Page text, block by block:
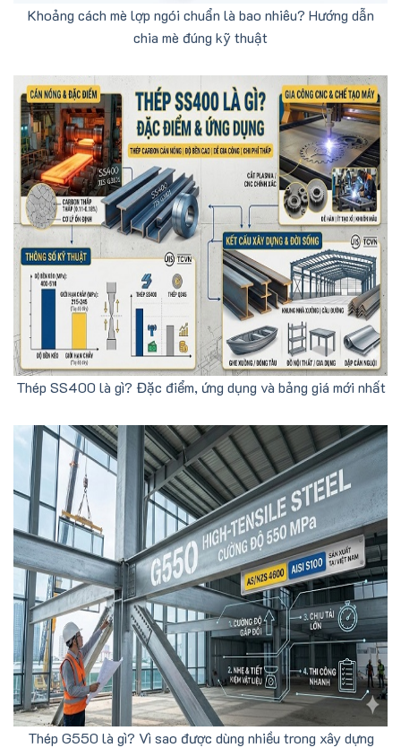
Khoảng cách mè lợp ngói chuẩn là bao nhiêu? Hướng dẫn
chia mè đúng kỹ thuật
Thép SS400 là gì? Đặc điểm, ứng dụng và bảng giá mới nhất
Thép G550 là gì? Vì sao được dùng nhiều trong xây dựng